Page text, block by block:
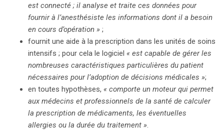
est connecté ; il analyse et traite ces données pour
fournir à l’anesthésiste les informations dont il a besoin
en cours d’opération » ;
fournit une aide à la prescription dans les unités de soins
intensifs ; pour cela le logiciel « est capable de gérer les
nombreuses caractéristiques particulières du patient
nécessaires pour l’adoption de décisions médicales »;
en toutes hypothèses, « comporte un moteur qui permet
aux médecins et professionnels de la santé de calculer
la prescription de médicaments, les éventuelles
allergies ou la durée du traitement ».